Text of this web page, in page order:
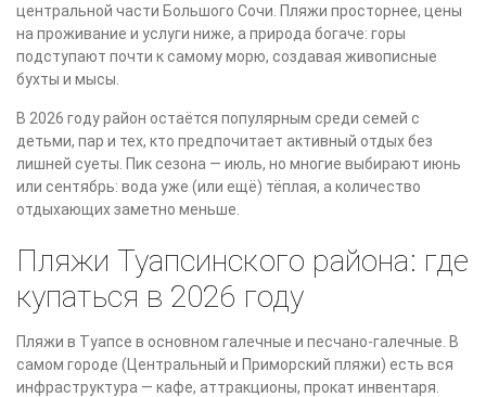
центральной части Большого Сочи. Пляжи просторнее, цены
на проживание и услуги ниже, а природа богаче: горы
подступают почти к самому морю, создавая живописные
бухты и мысы.
В 2026 году район остаётся популярным среди семей с
детьми, пар и тех, кто предпочитает активный отдых без
лишней суеты. Пик сезона — июль, но многие выбирают июнь
или сентябрь: вода уже (или ещё) тёплая, а количество
отдыхающих заметно меньше.
Пляжи Туапсинского района: где
купаться в 2026 году
Пляжи в Туапсе в основном галечные и песчано-галечные. В
самом городе (Центральный и Приморский пляжи) есть вся
инфраструктура — кафе, аттракционы, прокат инвентаря.